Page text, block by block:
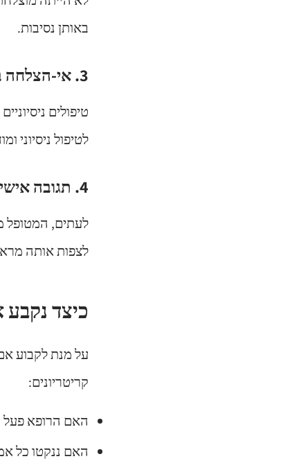
באותן נסיבות.
3. אי-הצלחה בטיפול ניסיוני
טיפולים
לטיפול ניסיוני
4. תגובה אישית לא צפויה של המטופל
לעתים, המטופל
לצפות אותה
כיצד
על מנת לקבוע
קריטריונים:
האם הרופא
האם ננקטו כל